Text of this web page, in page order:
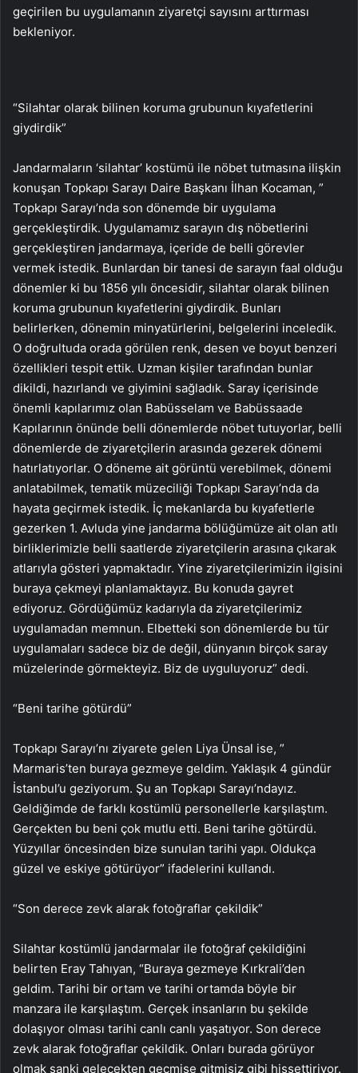
geçirilen bu uygulamanın ziyaretçi sayısını arttırması
bekleniyor.
“Silahtar olarak bilinen koruma grubunun kıyafetlerini
giydirdik”
Jandarmaların ‘silahtar’ kostümü ile nöbet tutmasına ilişkin
konuşan Topkapı Sarayı Daire Başkanı İlhan Kocaman, ”
Topkapı Sarayı’nda son dönemde bir uygulama
gerçekleştirdik. Uygulamamız sarayın dış nöbetlerini
gerçekleştiren jandarmaya, içeride de belli görevler
vermek istedik. Bunlardan bir tanesi de sarayın faal olduğu
dönemler ki bu 1856 yılı öncesidir, silahtar olarak bilinen
koruma grubunun kıyafetlerini giydirdik. Bunları
belirlerken, dönemin minyatürlerini, belgelerini inceledik.
O doğrultuda orada görülen renk, desen ve boyut benzeri
özellikleri tespit ettik. Uzman kişiler tarafından bunlar
dikildi, hazırlandı ve giyimini sağladık. Saray içerisinde
önemli kapılarımız olan Babüsselam ve Babüssaade
Kapılarının önünde belli dönemlerde nöbet tutuyorlar, belli
dönemlerde de ziyaretçilerin arasında gezerek dönemi
hatırlatıyorlar. O döneme ait görüntü verebilmek, dönemi
anlatabilmek, tematik müzeciliği Topkapı Sarayı’nda da
hayata geçirmek istedik. İç mekanlarda bu kıyafetlerle
gezerken 1. Avluda yine jandarma bölüğümüze ait olan atlı
birliklerimizle belli saatlerde ziyaretçilerin arasına çıkarak
atlarıyla gösteri yapmaktadır. Yine ziyaretçilerimizin ilgisini
buraya çekmeyi planlamaktayız. Bu konuda gayret
ediyoruz. Gördüğümüz kadarıyla da ziyaretçilerimiz
uygulamadan memnun. Elbetteki son dönemlerde bu tür
uygulamaları sadece biz de değil, dünyanın birçok saray
müzelerinde görmekteyiz. Biz de uyguluyoruz” dedi.
“Beni tarihe götürdü”
Topkapı Sarayı’nı ziyarete gelen Liya Ünsal ise, ”
Marmaris’ten buraya gezmeye geldim. Yaklaşık 4 gündür
İstanbul’u geziyorum. Şu an Topkapı Sarayı’ndayız.
Geldiğimde de farklı kostümlü personellerle karşılaştım.
Gerçekten bu beni çok mutlu etti. Beni tarihe götürdü.
Yüzyıllar öncesinden bize sunulan tarihi yapı. Oldukça
güzel ve eskiye götürüyor” ifadelerini kullandı.
“Son derece zevk alarak fotoğraflar çekildik”
Silahtar kostümlü jandarmalar ile fotoğraf çekildiğini
belirten Eray Tahıyan, “Buraya gezmeye Kırkrali’den
geldim. Tarihi bir ortam ve tarihi ortamda böyle bir
manzara ile karşılaştım. Gerçek insanların bu şekilde
dolaşıyor olması tarihi canlı canlı yaşatıyor. Son derece
zevk alarak fotoğraflar çekildik. Onları burada görüyor
olmak sanki gelecekten geçmişe gitmişiz gibi hissettiriyor.